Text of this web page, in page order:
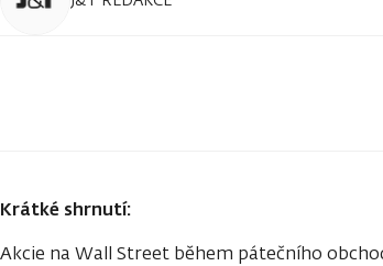
Krátké shrnutí:
Akcie na Wall Street během pátečního